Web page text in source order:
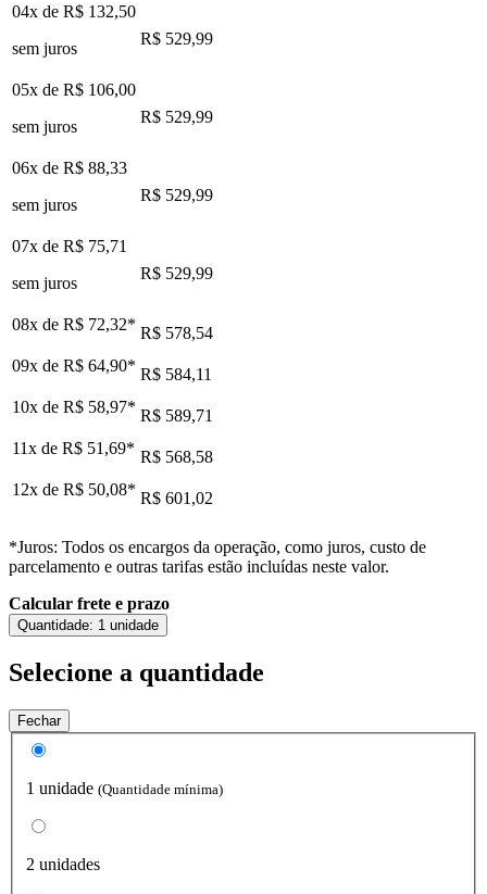
04x de R$ 132,50
sem juros
R$ 529,99
05x de R$ 106,00
sem juros
R$ 529,99
06x de R$ 88,33
sem juros
R$ 529,99
07x de R$ 75,71
sem juros
R$ 529,99
08x de R$ 72,32* R$ 578,54
09x de R$ 64,90* R$ 584,11
10x de R$ 58,97* R$ 589,71
11x de R$ 51,69* R$ 568,58
12x de R$ 50,08* R$ 601,02
*Juros: Todos os encargos da operação, como juros, custo de
parcelamento e outras tarifas estão incluídas neste valor.
Calcular frete e prazo
Quantidade: 1 unidade
Selecione a quantidade
Fechar
1 unidade (Quantidade mínima)
2 unidades